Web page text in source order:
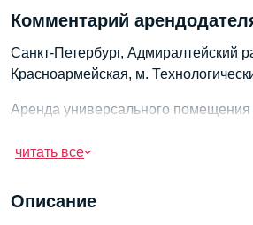
Описание
Комментарий
Санкт-Петербург, Адмиралтейский
Красноармейская, м.
Аренда универсального помещения
электроэнергия. Ранее помещение
читать все